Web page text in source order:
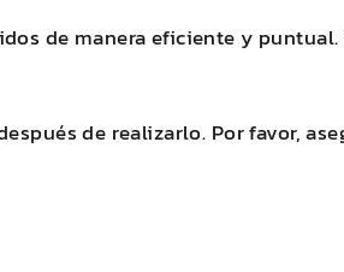
de manera eficiente y
de realizarlo. Por favor,